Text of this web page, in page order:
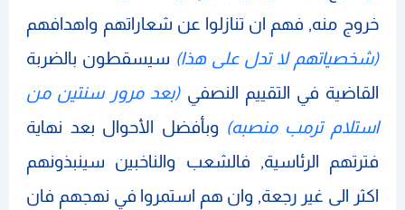
خروج منه, فهم ان تنازلوا عن شعاراتهم واهدافهم
(شخصياتهم لا تدل على هذا) سيسقطون بالضربة
القاضية في التقييم النصفي(بعد مرور سنتين من
استلام ترمب منصبه) وبأفضل الأحوال بعد نهاية
فترتهم الرئاسية, فالشعب والناخبين سينبذونهم
اكثر الى غير رجعة, وان هم استمروا في نهجهم فان